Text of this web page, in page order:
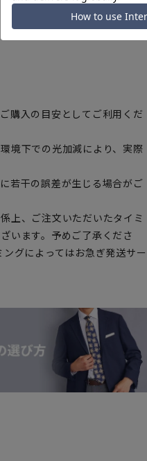
購入の目安としてご利用くだ
境下での光加減により、実際
若干の誤差が生じる場合がご
上、ご注文いただいたタイミ
います。予めご了承くださ
グによってはお急ぎ発送サー